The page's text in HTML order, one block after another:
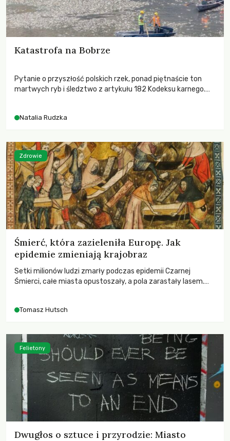
Katastrofa na Bobrze
Pytanie o przyszłość polskich rzek, ponad piętnaście ton
martwych ryb i śledztwo z artykułu 182 Kodeksu karnego.
zdarzeń prowadzących do biologicznej śmierci rzeki.
Natalia Rudzka
Śmierć, która zazieleniła Europę. Jak
epidemie zmieniają krajobraz
Setki milionów ludzi zmarły podczas epidemii Czarnej
Śmierci, całe miasta opustoszały, a pola zarastały lasem.
największych katastrof w swoich dziejach.
Tomasz Hutsch
Zdrowie
Dwugłos o sztuce i przyrodzie: Miasto
Felietony